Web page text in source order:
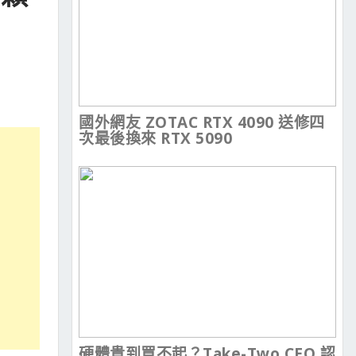
國外網友 ZOTAC RTX 4090 送修四
次最後換來 RTX 5090